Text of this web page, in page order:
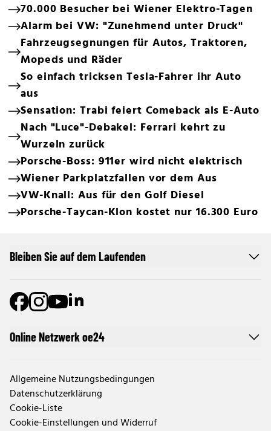
70.000 Besucher bei Wiener Elektro-Tagen
Alarm bei VW: "Zunehmend unter Druck"
Fahrzeugsegnungen für Autos, Traktoren,
Mopeds und Räder
So einfach tricksen Tesla-Fahrer ihr Auto
aus
Sensation: Trabi feiert Comeback als E-Auto
Nach "Luce"-Debakel: Ferrari kehrt zu
Wurzeln zurück
Porsche-Boss: 911er wird nicht elektrisch
Wiener Parkplatzfallen vor dem Aus
VW-Knall: Aus für den Golf Diesel
Porsche-Taycan-Klon kostet nur 16.300 Euro
Online Netzwerk oe24
Allgemeine Nutzungsbedingungen
Datenschutzerklärung
Cookie-Liste
Cookie-Einstellungen und Widerruf
Bleiben Sie auf dem Laufenden